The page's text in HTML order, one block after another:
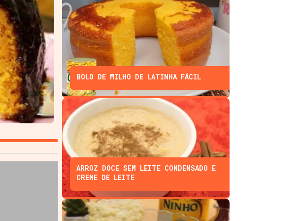
BOLO DE MILHO DE LATINHA FÁCIL
ARROZ DOCE SEM LEITE CONDENSADO E
CREME DE LEITE